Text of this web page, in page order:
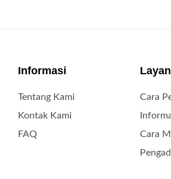
Informasi
Tentang Kami
Kontak Kami
FAQ
Cara
Cara